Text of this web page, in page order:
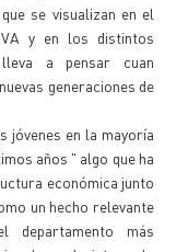
se visualizan en el
y en los distintos
a pensar cuan
generaciones de
jóvenes en la mayoría
años " algo que ha
económica junto
un hecho relevante
departamento más